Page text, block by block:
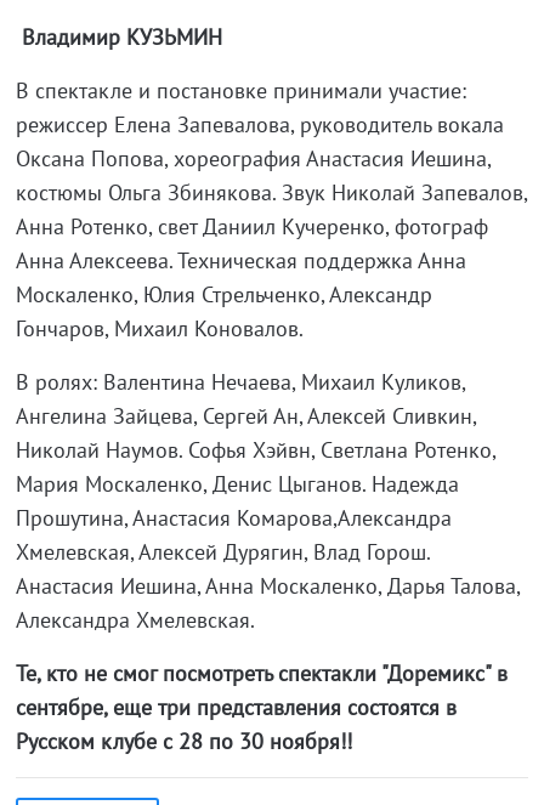
Владимир КУЗЬМИН
В спектакле и постановке принимали участие:
режиссер Елена Запевалова, руководитель вокала
Оксана Попова, хореография Анастасия Иешина,
костюмы Ольга Збинякова. Звук Николай Запевалов,
Анна Ротенко, свет Даниил Кучеренко, фотограф
Анна Алексеева. Техническая поддержка Анна
Москаленко, Юлия Стрельченко, Александр
Гончаров, Михаил Коновалов.
В ролях: Валентина Нечаева, Михаил Куликов,
Ангелина Зайцева, Сергей Ан, Алексей Сливкин,
Николай Наумов. Софья Хэйвн, Светлана Ротенко,
Мария Москаленко, Денис Цыганов. Надежда
Прошутина, Анастасия Комарова,Александра
Хмелевская, Алексей Дурягин, Влад Горош.
Анастасия Иешина, Анна Москаленко, Дарья Талова,
Александра Хмелевская.
Те, кто не смог посмотреть спектакли "Доремикс" в
сентябре, еще три представления состоятся в
Русском клубе с 28 по 30 ноября!!